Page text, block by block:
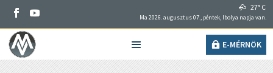
27° C
Ma 2026. augusztus 07., péntek, Ibolya napja van.
E-MÉRNÖK